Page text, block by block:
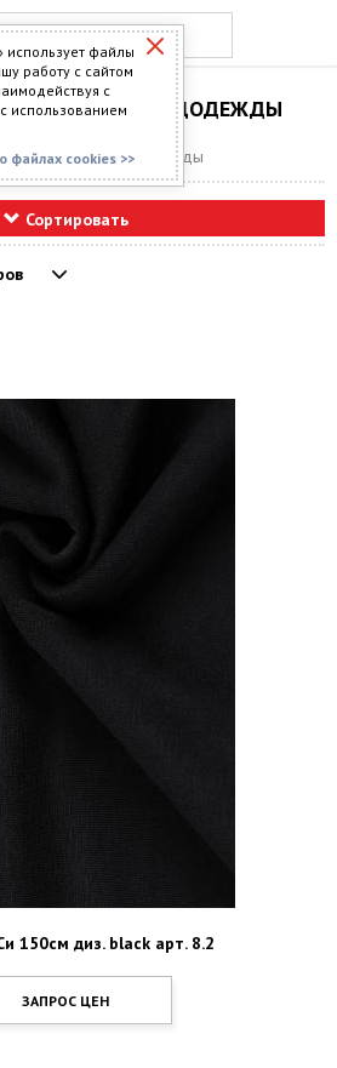
использует файлы
работу с сайтом
с
использованием
файлах cookies >>
ПОШИВА СПЕЦОДЕЖДЫ
> Ткани для спецодежды
Сортировать
150см диз. black арт. 8.2
ЗАПРОС ЦЕН